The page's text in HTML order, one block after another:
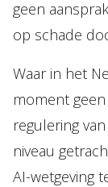
geen
op schade
Waar in het
moment
regulering
niveau
AI-wetgeving